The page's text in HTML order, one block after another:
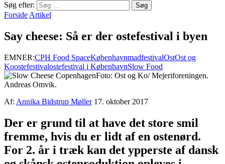
Søg efter:
Forside Artikel
Say cheese: Så er der ostefestival i byen
EMNER:CPH Food SpaceKøbenhavnmadfestivalOstOst og
Koostefestivalostefestival i KøbenhavnSlow Food
Foto: Ost og Ko/ Mejeriforeningen.
Andreas Omvik.
Af: Annika Bidstrup Møller 17. oktober 2017
Der er grund til at have det store smil
fremme, hvis du er lidt af en ostenørd.
For 2. år i træk kan det ypperste af dansk